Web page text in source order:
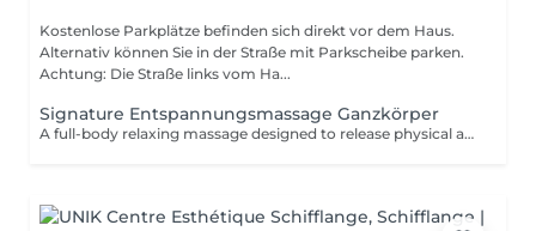
Kostenlose Parkplätze befinden sich direkt vor dem Haus.
Alternativ können Sie in der Straße mit Parkscheibe parken.
Achtung: Die Straße links vom Ha...
Signature Entspannungsmassage Ganzkörper
A full-body relaxing massage designed to release physical and mental tension. The technique is adapted to your body and your needs on the day, offering deep and lasting relaxation. This treatment can be combined with a targeted massage (neck & scalp or feet) for a more personalized experience.